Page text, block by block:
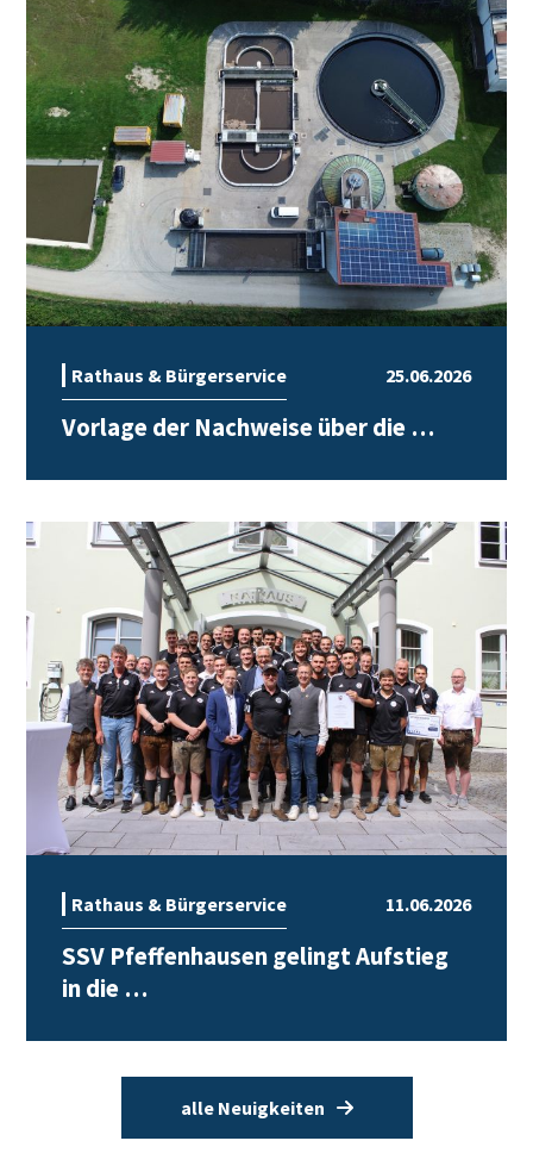
25.06.2026
Rathaus & Bürgerservice
Vorlage der Nachweise über die …
11.06.2026
Rathaus & Bürgerservice
SSV Pfeffenhausen gelingt Aufstieg
in die …
alle Neuigkeiten